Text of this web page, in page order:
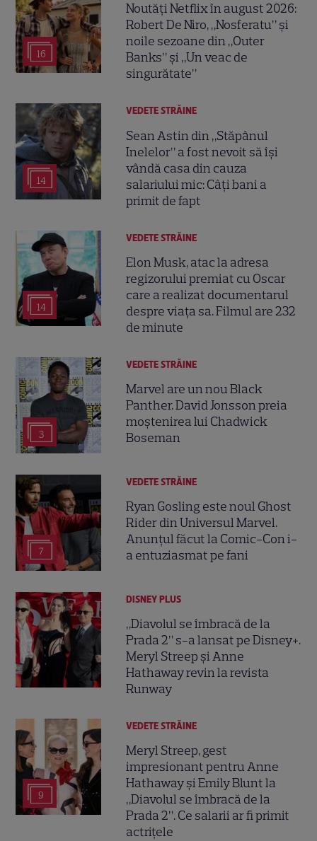
16
Noutăți Netflix în august 2026:
Robert De Niro, „Nosferatu” și
noile sezoane din „Outer
Banks” și „Un veac de
singurătate”
14
VEDETE STRĂINE
Sean Astin din „Stăpânul
Inelelor” a fost nevoit să își
vândă casa din cauza
salariului mic: Câți bani a
primit de fapt
14
VEDETE STRĂINE
Elon Musk, atac la adresa
regizorului premiat cu Oscar
care a realizat documentarul
despre viața sa. Filmul are 232
de minute
3
VEDETE STRĂINE
Marvel are un nou Black
Panther. David Jonsson preia
moștenirea lui Chadwick
Boseman
7
VEDETE STRĂINE
Ryan Gosling este noul Ghost
Rider din Universul Marvel.
Anunțul făcut la Comic-Con i-
a entuziasmat pe fani
DISNEY PLUS
„Diavolul se îmbracă de la
Prada 2” s-a lansat pe Disney+.
Meryl Streep și Anne
Hathaway revin la revista
Runway
9
VEDETE STRĂINE
Meryl Streep, gest
impresionant pentru Anne
Hathaway și Emily Blunt la
„Diavolul se îmbracă de la
Prada 2”. Ce salarii ar fi primit
actrițele